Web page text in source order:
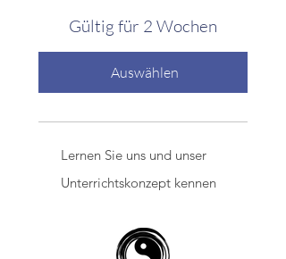
Gültig für 2 Wochen
Auswählen
Lernen Sie uns und unser
Unterrichtskonzept kennen